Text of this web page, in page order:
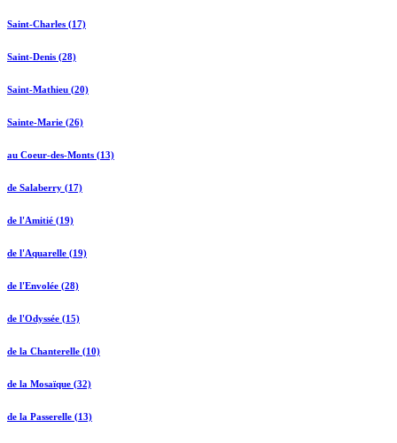
Saint-Charles (17)
Saint-Denis (28)
Saint-Mathieu (20)
Sainte-Marie (26)
au Coeur-des-Monts (13)
de Salaberry (17)
de l'Amitié (19)
de l'Aquarelle (19)
de l'Envolée (28)
de l'Odyssée (15)
de la Chanterelle (10)
de la Mosaïque (32)
de la Passerelle (13)